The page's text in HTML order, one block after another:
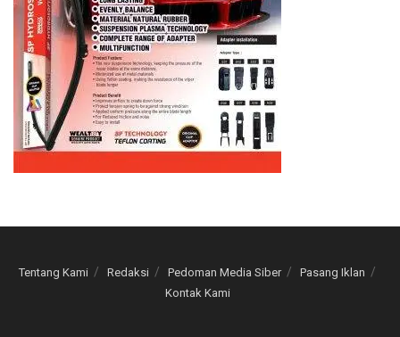
Tentang Kami Redaksi Pedoman Media Siber
Pasang Iklan
Kontak Kami